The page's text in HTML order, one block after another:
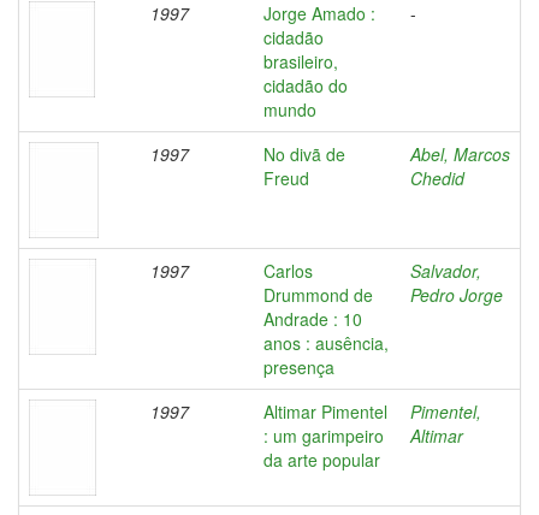
1997
Jorge Amado :
cidadão
brasileiro,
cidadão do
mundo
-
1997
No divã de
Freud
Abel, Marcos
Chedid
1997
Carlos
Drummond de
Andrade : 10
anos : ausência,
presença
Salvador,
Pedro Jorge
1997
Altimar Pimentel
: um garimpeiro
da arte popular
Pimentel,
Altimar